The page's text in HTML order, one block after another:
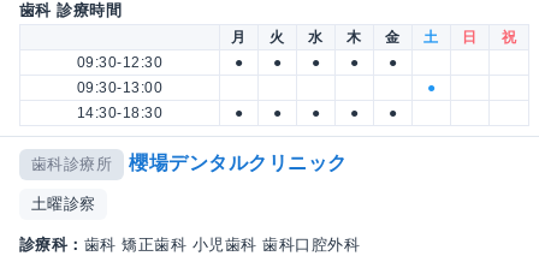
歯科 診療時間
月 火 水 木 金 土 日
祝
09:30-12:30
● ● ● ●
●
09:30-13:00
●
14:30-18:30
● ● ● ● ●
歯科診療所 櫻場デンタルクリニック
土曜診察
診療科： 歯科 矯正歯科 小児歯科 歯科口腔外科